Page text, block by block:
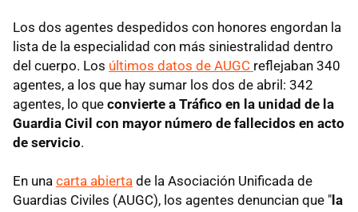
Los dos agentes despedidos con honores engordan la
lista de la especialidad con más siniestralidad dentro
del cuerpo. Los últimos datos de AUGC reflejaban 340
agentes, a los que hay sumar los dos de abril: 342
agentes, lo que convierte a Tráfico en la unidad de la
Guardia Civil con mayor número de fallecidos en acto
de servicio.
En una carta abierta de la Asociación Unificada de
Guardias Civiles (AUGC), los agentes denuncian que " la